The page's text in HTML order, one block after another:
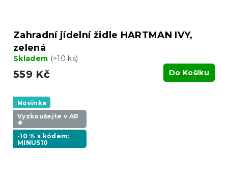
Zahradní jídelní židle HARTMAN IVY,
zelená
Skladem (>10 ks)
559 Kč Do Košíku
Novinka
Vyzkoušejte v AR
❖
-10 % s kódem:
MINUS10